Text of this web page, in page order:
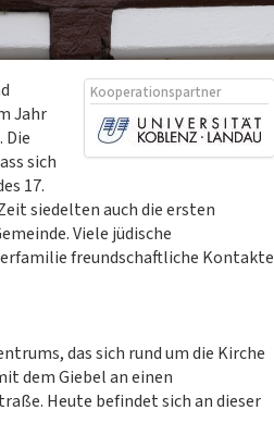
Kooperationspartner
Jahr
Die
sich
17.
siedelten auch die ersten
Viele jüdische
freundschaftliche Kontakte
das sich rund um die Kirche
dem Giebel an einen
Heute befindet sich an dieser